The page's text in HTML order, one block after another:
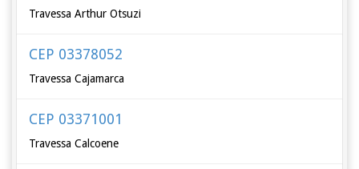
Travessa Arthur Otsuzi
CEP 03378052
Travessa Cajamarca
CEP 03371001
Travessa Calcoene